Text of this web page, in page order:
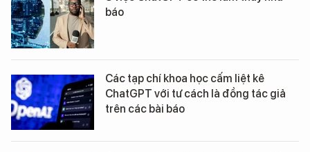
báo
Các tạp chí khoa học cấm liệt kê
ChatGPT với tư cách là đồng tác giả
trên các bài báo